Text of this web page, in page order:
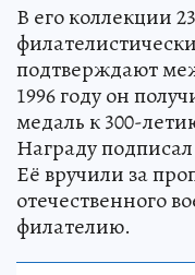
В его коллекции
подтверждают
1996 году он
медаль к 300-
Награду
Её вручили за
отечественного
филателию.